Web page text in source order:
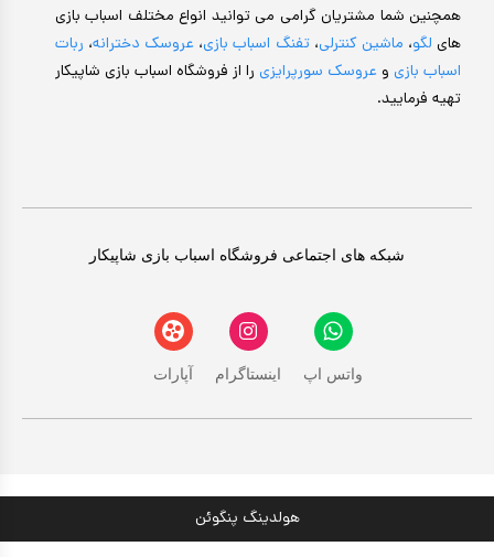
همچنین شما مشتریان گرامی می توانید انواع مختلف اسباب بازی
های لگو، ماشین کنترلی،تفنگ اسباب بازی، عروسک دخترانه، ربات
اسباب بازی و عروسک سورپرایزی را از فروشگاه اسباب بازی شاپیکار
تهیه فرمایید.
شبکه های اجتماعی فروشگاه اسباب بازی شاپیکار
واتس اپ اینستاگرام آپارات
هولدینگ پنگوئن